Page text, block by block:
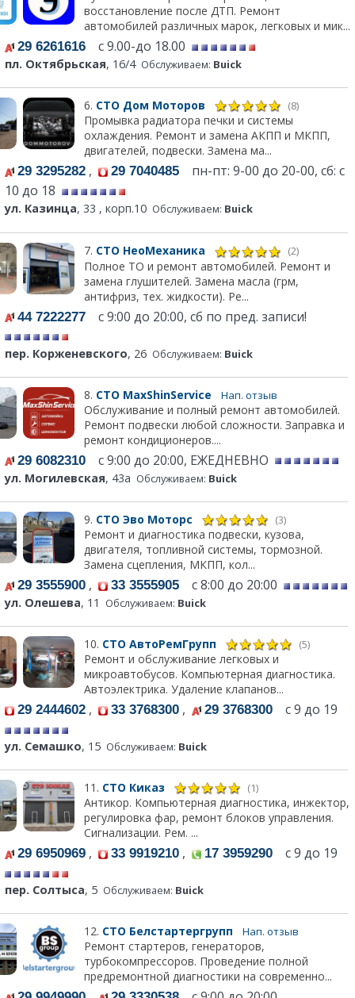
восстановление после ДТП. Ремонт
автомобилей различных марок, легковых и мик...
29 6261616 с 9.00-до 18.00
пл. Октябрьская, 16/4 Обслуживаем: Buick
6. СТО Дом Моторов (8)
Промывка радиатора печки и системы
охлаждения. Ремонт и замена АКПП и МКПП,
двигателей, подвески. Замена ма...
29 3295282 , 29 7040485 пн-пт: 9-00 до 20-00, сб: с
10 до 18
ул. Казинца, 33 , корп.10 Обслуживаем: Buick
7. СТО НеоМеханика (2)
Полное ТО и ремонт автомобилей. Ремонт и
замена глушителей. Замена масла (грм,
антифриз, тех. жидкости). Ре...
44 7222277 с 9:00 до 20:00, сб по пред. записи!
пер. Корженевского, 26 Обслуживаем: Buick
8. СТО MaxShinService Нап. отзыв
Обслуживание и полный ремонт автомобилей.
Ремонт подвески любой сложности. Заправка и
ремонт кондиционеров....
29 6082310 с 9:00 до 20:00, ЕЖЕДНЕВНО
ул. Могилевская, 43а Обслуживаем: Buick
9. СТО Эво Моторс (3)
Ремонт и диагностика подвески, кузова,
двигателя, топливной системы, тормозной.
Замена сцепления, МКПП, кол...
29 3555900 , 33 3555905 с 8:00 до 20:00
ул. Олешева, 11 Обслуживаем: Buick
10. СТО АвтоРемГрупп (5)
Ремонт и обслуживание легковых и
микроавтобусов. Компьютерная диагностика.
Автоэлектрика. Удаление клапанов...
29 2444602 , 33 3768300 , 29 3768300 с 9 до 19
ул. Семашко, 15 Обслуживаем: Buick
11. СТО Киказ (1)
Антикор. Компьютерная диагностика, инжектор,
регулировка фар, ремонт блоков управления.
Сигнализации. Рем. ...
29 6950969 , 33 9919210 , 17 3959290 с 9 до 19
пер. Солтыса, 5 Обслуживаем: Buick
12. СТО Белстартергрупп Нап. отзыв
Ремонт стартеров, генераторов,
турбокомпрессоров. Проведение полной
предремонтной диагностики на современно...